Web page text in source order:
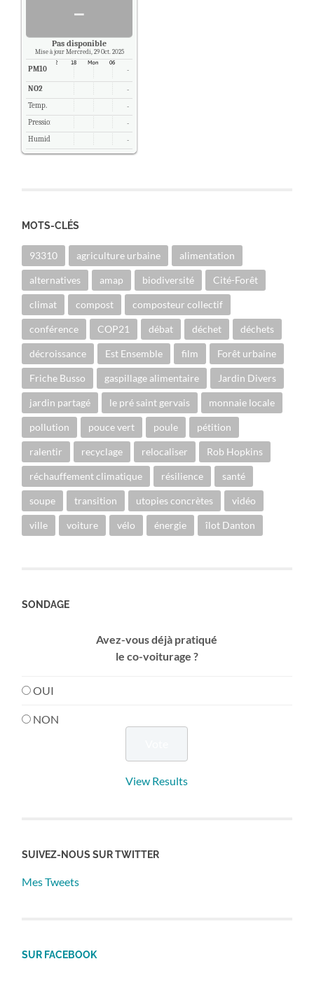
-
Pas disponible
Mise à jour Mercredi, 29 Oct. 2025
PM10 -
NO2 -
Temp. -
Pression -
Humidité -
MOTS-CLÉS
93310 agriculture urbaine alimentation
alternatives amap biodiversité Cité-Forêt
climat compost composteur collectif
conférence COP21 débat déchet déchets
décroissance Est Ensemble film Forêt urbaine
Friche Busso gaspillage alimentaire Jardin Divers
jardin partagé le pré saint gervais monnaie locale
pollution pouce vert poule pétition
ralentir recyclage relocaliser Rob Hopkins
réchauffement climatique résilience santé
soupe transition utopies concrètes vidéo
ville voiture vélo énergie îlot Danton
SONDAGE
Avez-vous déjà pratiqué
le co-voiturage ?
OUI
NON
View Results
SUIVEZ-NOUS SUR TWITTER
Mes Tweets
SUR FACEBOOK